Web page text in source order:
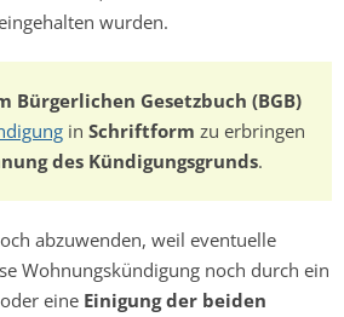
wurden.
Bürgerlichen Gesetzbuch (BGB)
in Schriftform zu erbringen
des Kündigungsgrunds.
abzuwenden, weil eventuelle
Wohnungskündigung noch durch ein
oder eine Einigung der beiden